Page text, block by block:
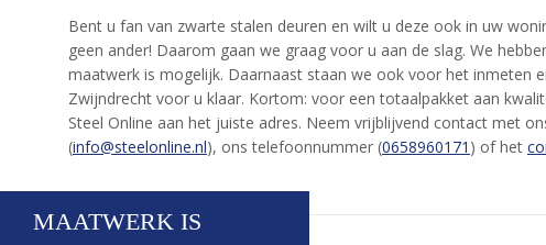
Bent u fan van zwarte stalen deuren en wilt u deze ook in uw
geen ander! Daarom gaan we graag voor u aan de slag. We
maatwerk is mogelijk. Daarnaast staan we ook voor het inmeten
Zwijndrecht voor u klaar. Kortom: voor een totaalpakket aan
Steel Online aan het juiste adres. Neem vrijblijvend contact met
(info@steelonline.nl), ons telefoonnummer (0658960171 ) of het
MAATWERK IS